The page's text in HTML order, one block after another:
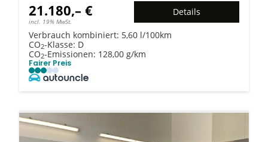
21.180,– €
incl. 19% MwSt.
Details
Verbrauch kombiniert: 5,60 l/100km
CO2-Klasse: D
CO2-Emissionen: 128,00 g/km
Fairer Preis